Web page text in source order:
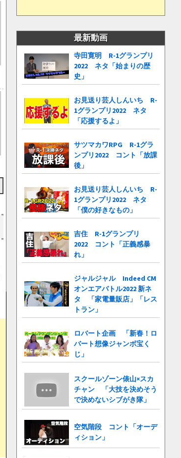
最新動画
寺田寛明 R-1グランプリ
2022 ネタ「始まりの歴
史」
お見送り芸人しんいち R-
1グランプリ2022 ネタ
「応援するよ」
サツマカワRPG R-1グラ
ンプリ2022 コント「放課
後」
お見送り芸人しんいち R-
1グランプリ2022 ネタ
「僕の好きなもの」
吉住 R-1グランプリ
2022 コント「正義感暴
れ」
ジャルジャル Indeed CM
オンエアバトル2022 新ネ
タ 「家電量販店」「レス
トラン」
ロバート企画 「新春！ロ
バート想像ジャンボ宝く
じ」
スクールゾーン俵山×スカ
チャン 「大技を決めそう
で決めないシブがき隊」
空気階段 コント「オーデ
ィション」